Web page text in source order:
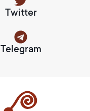
Twitter
Telegram